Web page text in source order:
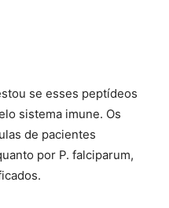
se esses peptídeos
sistema imune. Os
de pacientes
por P. falciparum,